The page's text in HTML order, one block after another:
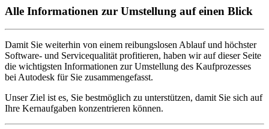
Alle Informationen zur Umstellung auf einen Blick
Damit Sie weiterhin von einem reibungslosen Ablauf und höchster
Software- und Servicequalität profitieren, haben wir auf dieser Seite
die wichtigsten Informationen zur Umstellung des Kaufprozesses
bei Autodesk für Sie zusammengefasst.
Unser Ziel ist es, Sie bestmöglich zu unterstützen, damit Sie sich auf
Ihre Kernaufgaben konzentrieren können.